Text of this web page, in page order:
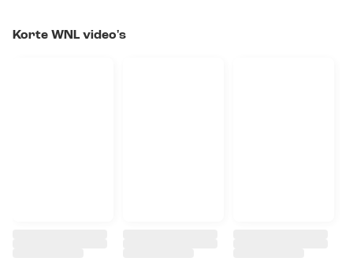
Korte WNL video's